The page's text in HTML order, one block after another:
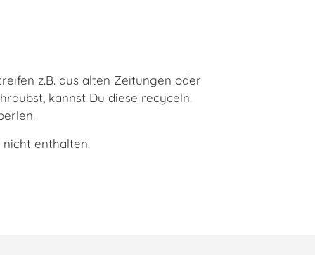
z.B. aus alten Zeitungen oder
kannst Du diese recyceln.
enthalten.